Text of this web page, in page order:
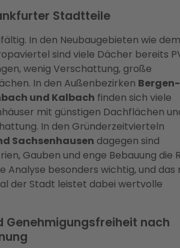
Stadtteile
In den Neubaugebieten wie dem
sind viele Dächer bereits
wenig Verschattung, große
In den Außenbezirken Bergen-
und Kalbach finden sich viele
mit günstigen Dachflächen
In den Gründerzeitvierteln
Sachsenhausen dagegen sind
Gauben und enge Bebauung die
Analyse besonders wichtig, und das
der Stadt leistet dabei wertvolle
Genehmigungsfreiheit nach